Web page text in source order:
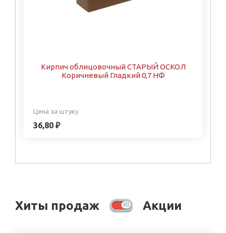
Кирпич облицовочный СТАРЫЙ ОСКОЛ
Коричневый Гладкий 0,7 НФ
Цена за штуку
36,80 ₽
Хиты продаж Акции